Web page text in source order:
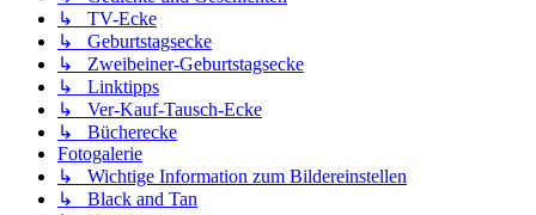
↳ TV-Ecke
↳ Geburtstagsecke
↳ Zweibeiner-Geburtstagsecke
↳ Linktipps
↳ Ver-Kauf-Tausch-Ecke
↳ Bücherecke
Fotogalerie
↳ Wichtige Information zum Bildereinstellen
↳ Black and Tan